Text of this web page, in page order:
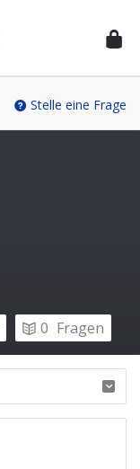
Stelle eine Frage
0 Fragen